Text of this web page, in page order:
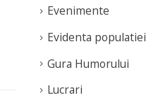
Evenimente
Evidenta populatiei
Gura Humorului
Lucrari